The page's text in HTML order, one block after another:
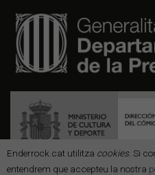
Enderrock.cat utilitza cookies. Si
entendrem que accepteu la nostra